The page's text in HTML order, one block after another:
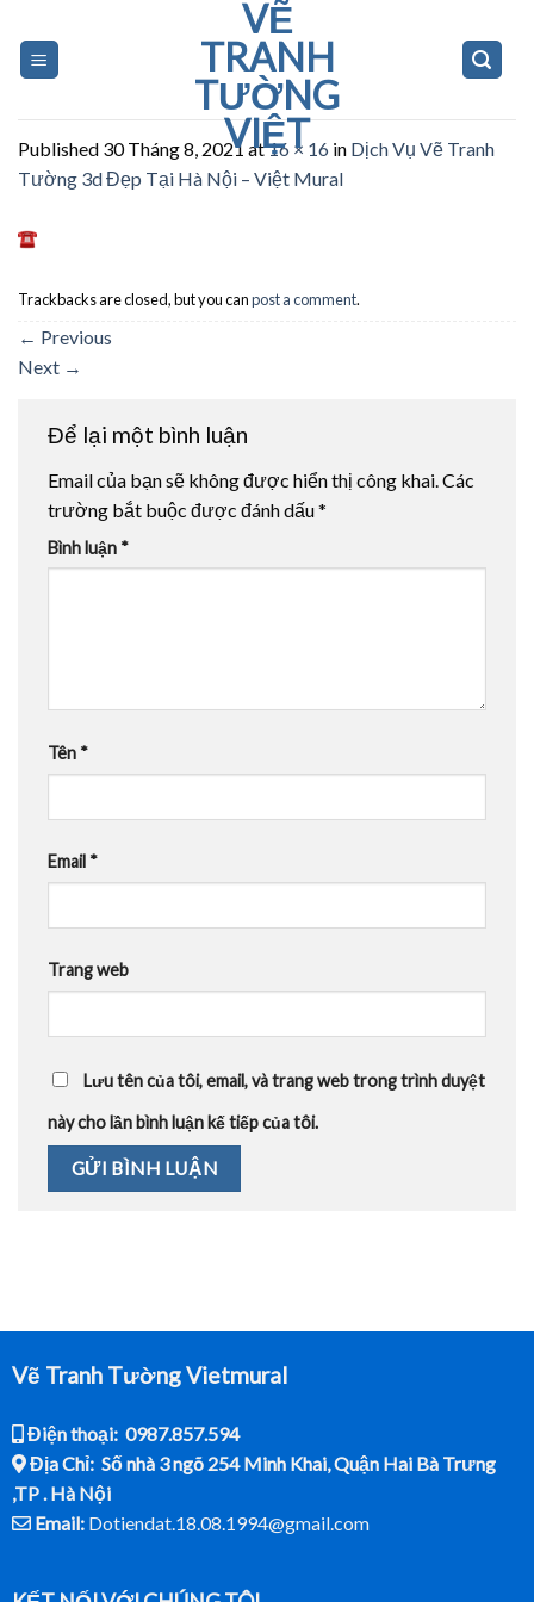
content
VẼ
TRANH
TƯỜNG
VIỆT
Published 30 Tháng 8, 2021 at16 × 16 in Dịch Vụ Vẽ Tranh
Tường 3d Đẹp Tại Hà Nội – Việt Mural
Trackbacks are closed, but you canpost a comment.
← Previous
Next →
Để lại một bình luận
Email của bạn sẽ không được hiển thị công khai. Các
trường bắt buộc được đánh dấu*
Bình luận *
Tên *
Email *
Trang web
Lưu tên của tôi, email, và trang web trong trình duyệt
này cho lần bình luận kế tiếp của tôi.
Vẽ Tranh Tường Vietmural
Điện thoại: 0987.857.594
Địa Chỉ: Số nhà 3 ngõ 254 Minh Khai, Quận Hai Bà Trưng
,TP . Hà Nội
Email:Dotiendat.18.08.1994@gmail.com